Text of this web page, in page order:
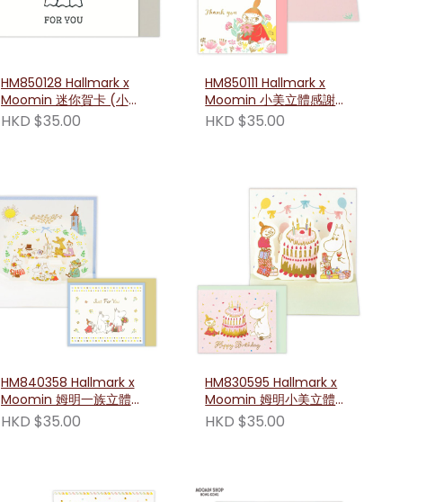
HM850128 Hallmark x
Moomin 迷你賀卡 (小美
與樹精)
HKD $35.00
HM850111 Hallmark x
Moomin 小美立體感謝卡
(小美姐妹淘)
HKD $35.00
HM840358 Hallmark x
Moomin 姆明一族立體祝
賀卡 (黃色花拱門)
HKD $35.00
HM830595 Hallmark x
Moomin 姆明小美立體生
日卡 (粉紅生日蛋糕)
HKD $35.00